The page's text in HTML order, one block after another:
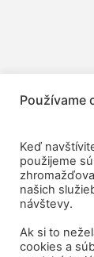
Používame
Keď
použijeme
našich
návštevy.
Ak si to
cookies a